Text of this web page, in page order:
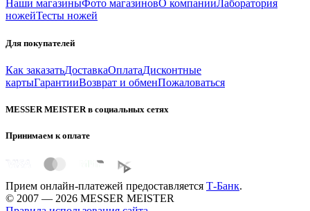
Наши магазиныФото магазиновО компанииЛаборатория
ножейТесты ножей
Для покупателей
Как заказатьДоставкаОплатаДисконтные
картыГарантииВозврат и обменПожаловаться
MESSER MEISTER в социальных сетях
Принимаем к оплате
Прием онлайн-платежей предоставляется Т-Банк.
© 2007 — 2026 MESSER MEISTER